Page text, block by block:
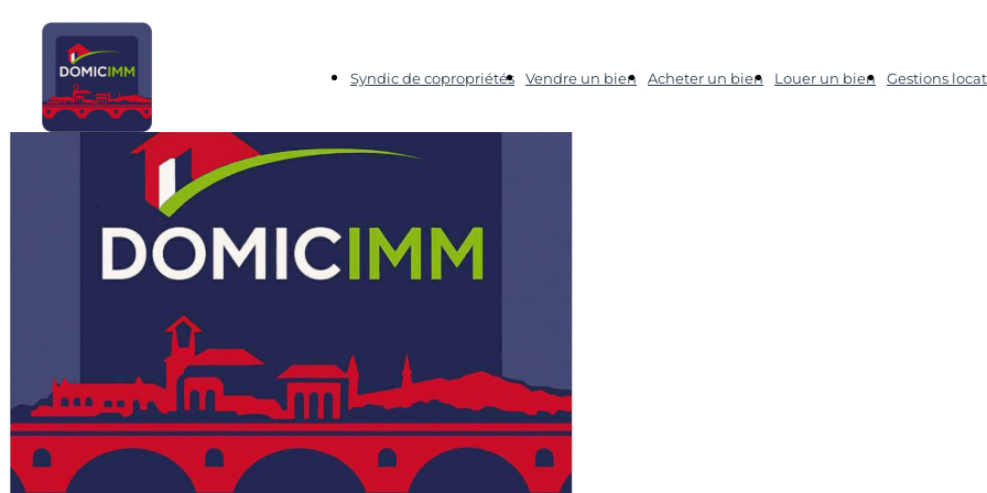
Syndic de copropriétés Vendre un bien Acheter un bien Louer un bien Gestions
Domicimm, Agence Immobilière et Syndic de copropriétés à Toulouse
Trier par
Les plus récents en premier
Afficher la page
6
Voir :